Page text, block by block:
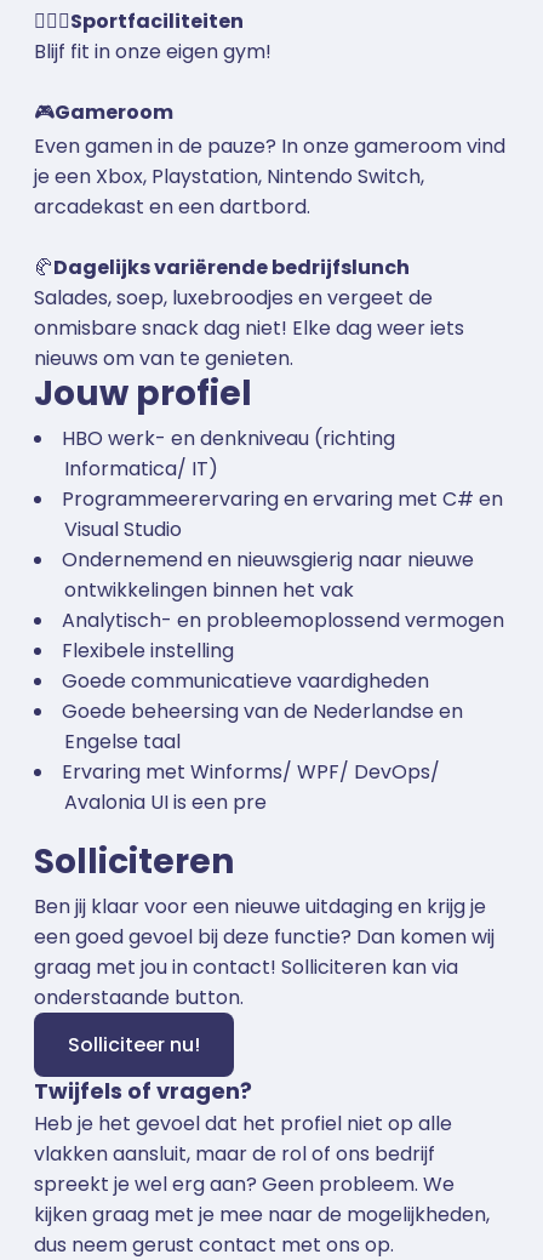
🏋🏼‍♀️Sportfaciliteiten
Blijf fit in onze eigen gym!
🎮Gameroom
Even gamen in de pauze? In onze gameroom vind
je een Xbox, Playstation, Nintendo Switch,
arcadekast en een dartbord.
🥐Dagelijks variërende bedrijfslunch
Salades, soep, luxebroodjes en vergeet de
onmisbare snack dag niet! Elke dag weer iets
nieuws om van te genieten.
Jouw profiel
HBO werk- en denkniveau (richting
Informatica/ IT)
Programmeerervaring en ervaring met C# en
Visual Studio
Ondernemend en nieuwsgierig naar nieuwe
ontwikkelingen binnen het vak
Analytisch- en probleemoplossend vermogen
Flexibele instelling
Goede communicatieve vaardigheden
Goede beheersing van de Nederlandse en
Engelse taal
Ervaring met Winforms/ WPF/ DevOps/
Avalonia UI is een pre
Solliciteren
Ben jij klaar voor een nieuwe uitdaging en krijg je
een goed gevoel bij deze functie? Dan komen wij
graag met jou in contact! Solliciteren kan via
onderstaande button.
Solliciteer nu!
Twijfels of vragen?
Heb je het gevoel dat het profiel niet op alle
vlakken aansluit, maar de rol of ons bedrijf
spreekt je wel erg aan? Geen probleem. We
kijken graag met je mee naar de mogelijkheden,
dus neem gerust contact met ons op.